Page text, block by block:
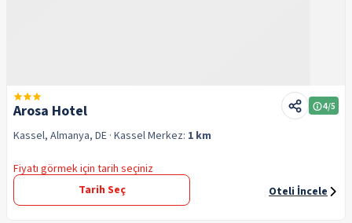
Arosa Hotel 4/5
Kassel, Almanya, DE · KasselMerkez: 1 km
Fiyatı görmek için tarih seçiniz
Tarih Seç
Oteli İncele